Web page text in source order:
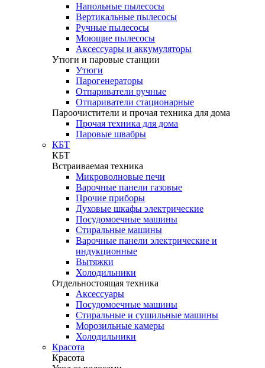
Напольные пылесосы
Вертикальные пылесосы
Ручные пылесосы
Моющие пылесосы
Аксессуары и аккумуляторы
Утюги и паровые станции
Утюги
Парогенераторы
Отпариватели ручные
Отпариватели стационарные
Пароочистители и прочая техника для дома
Прочая техника для дома
Паровые швабры
КБТ
КБТ
Встраиваемая техника
Микроволновые печи
Варочные панели газовые
Прочие приборы
Духовые шкафы электрические
Посудомоечные машины
Стиральные машины
Варочные панели электрические и
индукционные
Вытяжки
Холодильники
Отдельностоящая техника
Аксессуары
Посудомоечные машины
Стиральные и сушильные машины
Морозильные камеры
Холодильники
Красота
Красота